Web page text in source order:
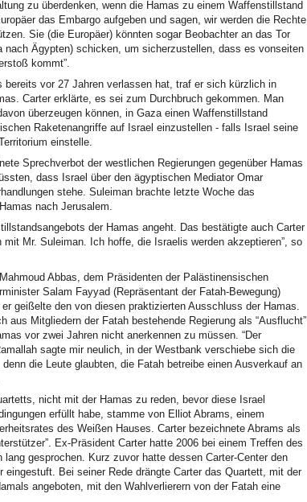
zu überdenken, wenn die Hamas zu einem Waffenstillstand
das Embargo aufgeben und sagen, wir werden die Rechte
Sie (die Europäer) könnten sogar Beobachter an das Tor
nach Ägypten) schicken, um sicherzustellen, dass es vonseiten
kommt”.
bereits vor 27 Jahren verlassen hat, traf er sich kürzlich in
Carter erklärte, es sei zum Durchbruch gekommen. Man
überzeugen können, in Gaza einen Waffenstillstand
Raketenangriffe auf Israel einzustellen - falls Israel seine
einstelle.
Sprechverbot der westlichen Regierungen gegenüber Hamas
dass Israel über den ägyptischen Mediator Omar
stehe. Suleiman brachte letzte Woche das
nach Jerusalem.
der Hamas angeht. Das bestätigte auch Carter
mit Mr. Suleiman. Ich hoffe, die Israelis werden akzeptieren”, so
Abbas, dem Präsidenten der Palästinensischen
Salam Fayyad (Repräsentant der Fatah-Bewegung)
geißelte den von diesen praktizierten Ausschluss der Hamas.
aus Mitgliedern der Fatah bestehende Regierung als “Ausflucht”
vor zwei Jahren nicht anerkennen zu müssen. “Der
sagte mir neulich, in der Westbank verschiebe sich die
die Leute glaubten, die Fatah betreibe einen Ausverkauf an
nicht mit der Hamas zu reden, bevor diese Israel
erfüllt habe, stamme von Elliot Abrams, einem
des Weißen Hauses. Carter bezeichnete Abrams als
Ex-Präsident Carter hatte 2006 bei einem Treffen des
gesprochen. Kurz zuvor hatte dessen Carter-Center den
eingestuft. Bei seiner Rede drängte Carter das Quartett, mit der
angeboten, mit den Wahlverlierern von der Fatah eine